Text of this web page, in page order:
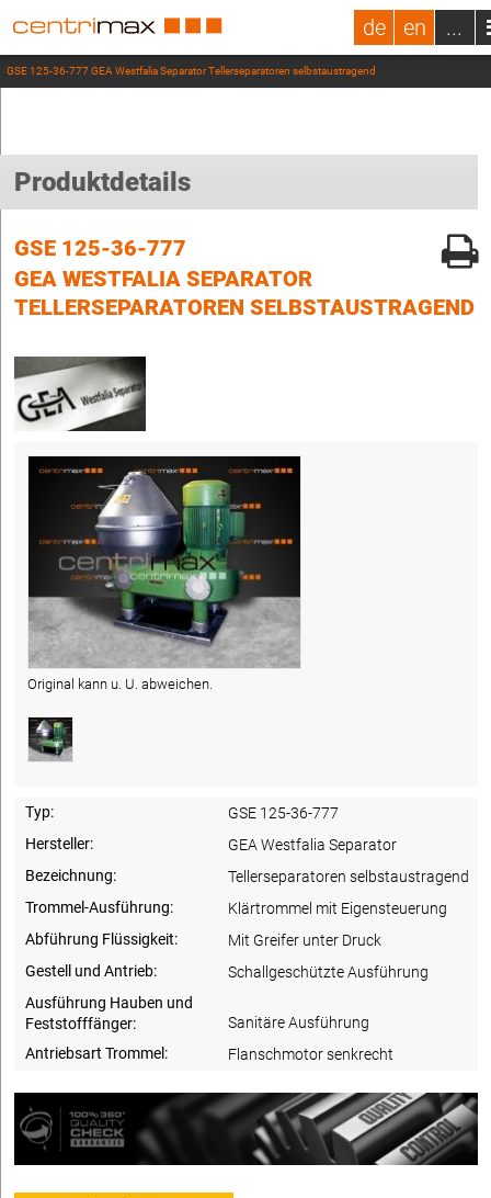
de en ...
GSE 125-36-777 GEA Westfalia Separator Tellerseparatoren selbstaustragend
Produktdetails
GSE 125-36-777
GEA WESTFALIA SEPARATOR
TELLERSEPARATOREN SELBSTAUSTRAGEND
Original kann u. U. abweichen.
Typ:
GSE 125-36-777
Hersteller:
GEA Westfalia Separator
Bezeichnung:
Tellerseparatoren selbstaustragend
Trommel-Ausführung:
Klärtrommel mit Eigensteuerung
Abführung Flüssigkeit:
Mit Greifer unter Druck
Gestell und Antrieb:
Schallgeschützte Ausführung
Ausführung Hauben und
Feststofffänger:
Sanitäre Ausführung
Antriebsart Trommel:
Flanschmotor senkrecht